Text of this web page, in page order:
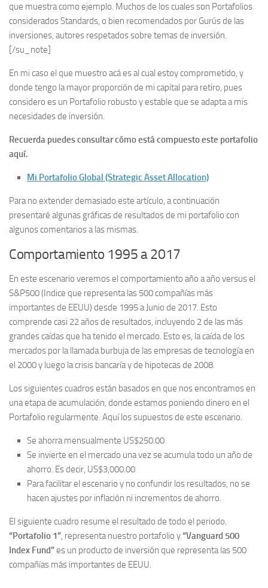
que muestra como ejemplo. Muchos de los cuales son Portafolios
considerados Standards, o bien recomendados por Gurús de las
inversiones, autores respetados sobre temas de inversión.
[/su_note]
En mi caso el que muestro acá es al cual estoy comprometido, y
donde tengo la mayor proporción de mi capital para retiro, pues
considero es un Portafolio robusto y estable que se adapta a mis
necesidades de inversión.
Recuerda puedes consultar cómo está compuesto este portafolio
aquí.
Mi Portafolio Global (Strategic Asset Allocation)
Para no extender demasiado este artículo, a continuación
presentaré algunas gráficas de resultados de mi portafolio con
algunos comentarios a las mismas.
Comportamiento 1995 a 2017
En este escenario veremos el comportamiento año a año versus el
S&P500 (Indice que representa las 500 compañías más
importantes de EEUU) desde 1995 a Junio de 2017. Esto
comprende casi 22 años de resultados, incluyendo 2 de las más
grandes caídas que ha tenido el mercado. Esto es, la caída de los
mercados por la llamada burbuja de las empresas de tecnología en
el 2000 y luego la crisis bancaría y de hipotecas de 2008.
Los siguientes cuadros están basados en que nos encontramos en
una etapa de acumulación, donde estamos poniendo dinero en el
Portafolio regularmente. Aquí los supuestos de este escenario.
Se ahorra mensualmente US$250.00
Se invierte en el mercado una vez se acumula todo un año de
ahorro. Es decir, US$3,000.00
Para facilitar el escenario y no confundir los resultados, no se
hacen ajustes por inflación ni incrementos de ahorro.
El siguiente cuadro resume el resultado de todo el periodo.
“Portafolio 1”, representa nuestro portafolio y“Vanguard 500
Index Fund”es un producto de inversión que representa las 500
compañías más importantes de EEUU.